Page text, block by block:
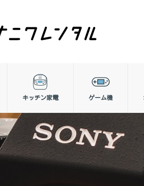
キッチン家電 ゲーム機